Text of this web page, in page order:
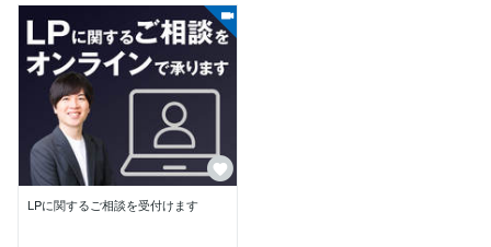
また、制作に入る前のヒアリングや認識のすり合わせを
重視しており、
完成してからずれることがないよう、初期段階から丁寧
に設計を共有しながら進めています。
健康┊美容┊サロン┊教育┊スクール┊講座┊士業┊ビ
ジネス┊副業┊投資┊コンサル┊求人┊採用┊マッチン
グ┊不動産┊店舗サービス┊飲食┊物販┊EC┊システ
ム┊IT┊金融┊医療┊専門職┊BtoB┊清掃┊冠婚葬祭
┊コミュニティ┊エンタメ┊製造 など、50業種以上の
LPに関するご相談を受付けます